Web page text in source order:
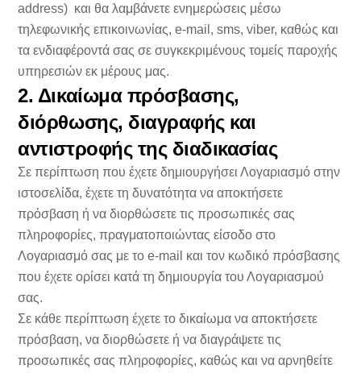
address) και θα λαμβάνετε ενημερώσεις μέσω
τηλεφωνικής επικοινωνίας, e-mail, sms, viber, καθώς και
τα ενδιαφέροντά σας σε συγκεκριμένους τομείς παροχής
υπηρεσιών εκ μέρους μας.
2. Δικαίωμα πρόσβασης,
διόρθωσης, διαγραφής και
αντιστροφής της διαδικασίας
Σε περίπτωση που έχετε δημιουργήσει Λογαριασμό στην
ιστοσελίδα, έχετε τη δυνατότητα να αποκτήσετε
πρόσβαση ή να διορθώσετε τις προσωπικές σας
πληροφορίες, πραγματοποιώντας είσοδο στο
Λογαριασμό σας με το e-mail και τον κωδικό πρόσβασης
που έχετε ορίσει κατά τη δημιουργία του Λογαριασμού
σας.
Σε κάθε περίπτωση έχετε το δικαίωμα να αποκτήσετε
πρόσβαση, να διορθώσετε ή να διαγράψετε τις
προσωπικές σας πληροφορίες, καθώς και να αρνηθείτε